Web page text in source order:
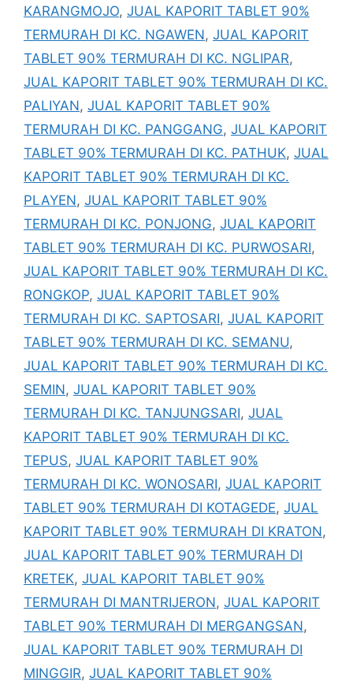
KARANGMOJO, JUAL KAPORIT TABLET 90%
TERMURAH DI KC. NGAWEN, JUAL KAPORIT
TABLET 90% TERMURAH DI KC. NGLIPAR,
JUAL KAPORIT TABLET 90% TERMURAH DI KC.
PALIYAN, JUAL KAPORIT TABLET 90%
TERMURAH DI KC. PANGGANG, JUAL KAPORIT
TABLET 90% TERMURAH DI KC. PATHUK, JUAL
KAPORIT TABLET 90% TERMURAH DI KC.
PLAYEN, JUAL KAPORIT TABLET 90%
TERMURAH DI KC. PONJONG, JUAL KAPORIT
TABLET 90% TERMURAH DI KC. PURWOSARI,
JUAL KAPORIT TABLET 90% TERMURAH DI KC.
RONGKOP, JUAL KAPORIT TABLET 90%
TERMURAH DI KC. SAPTOSARI, JUAL KAPORIT
TABLET 90% TERMURAH DI KC. SEMANU,
JUAL KAPORIT TABLET 90% TERMURAH DI KC.
SEMIN, JUAL KAPORIT TABLET 90%
TERMURAH DI KC. TANJUNGSARI, JUAL
KAPORIT TABLET 90% TERMURAH DI KC.
TEPUS, JUAL KAPORIT TABLET 90%
TERMURAH DI KC. WONOSARI, JUAL KAPORIT
TABLET 90% TERMURAH DI KOTAGEDE, JUAL
KAPORIT TABLET 90% TERMURAH DI KRATON,
JUAL KAPORIT TABLET 90% TERMURAH DI
KRETEK, JUAL KAPORIT TABLET 90%
TERMURAH DI MANTRIJERON, JUAL KAPORIT
TABLET 90% TERMURAH DI MERGANGSAN,
JUAL KAPORIT TABLET 90% TERMURAH DI
MINGGIR, JUAL KAPORIT TABLET 90%